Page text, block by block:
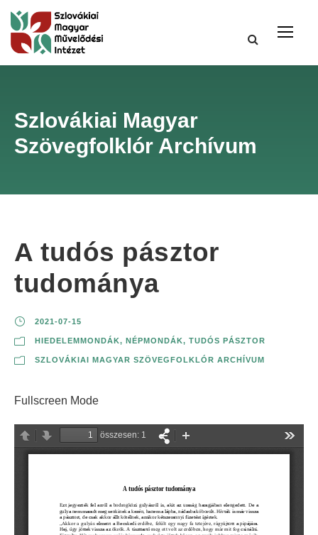
Szlovákiai Magyar
Szövegfolklór Archívum
A tudós pásztor
tudománya
2021-07-15
HIEDELEMMONDÁK, NÉPMONDÁK, TUDÓS PÁSZTOR
SZLOVÁKIAI MAGYAR SZÖVEGFOLKLÓR ARCHÍVUM
Fullscreen Mode